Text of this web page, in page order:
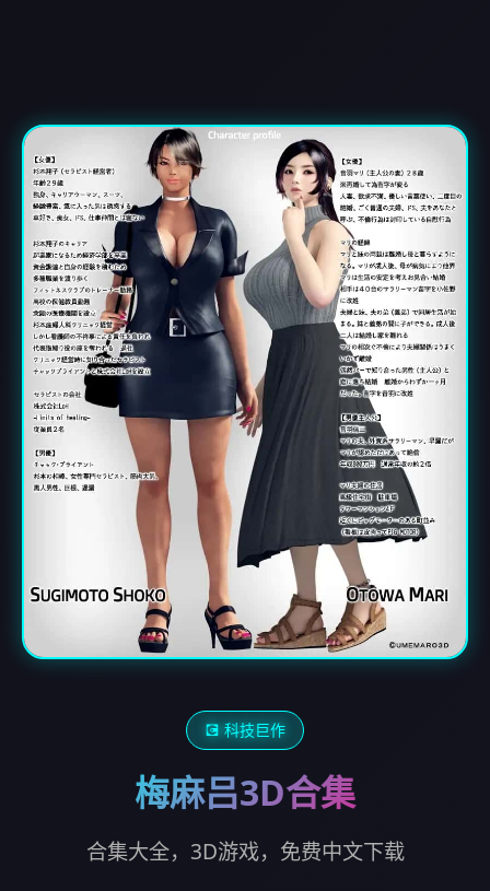
💽 科技巨作
梅麻吕3D合集
合集大全，3D游戏，免费中文下载